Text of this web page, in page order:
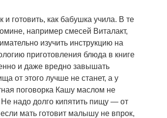
готовить, как бабушка учила. В те
например смесей Виталакт,
изучить инструкцию на
приготовления блюда в книге
и даже вредно завышать
от этого лучше не станет, а у
поговорка Кашу маслом не
Не надо долго кипятить пищу — от
мать готовит малышу не впрок,